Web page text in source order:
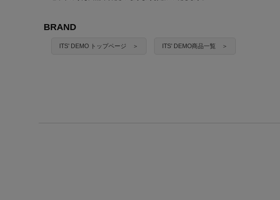
BRAND
ITS' DEMO トップページ ＞ ITS' DEMO商品一覧 ＞